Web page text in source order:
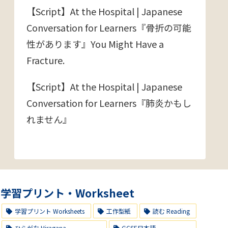
【Script】At the Hospital | Japanese
Conversation for Learners『骨折の可能
性があります』You Might Have a
Fracture.
【Script】At the Hospital | Japanese
Conversation for Learners『肺炎かもし
れません』
学習プリント・Worksheet
学習プリント Worksheets 工作型紙
読む Reading